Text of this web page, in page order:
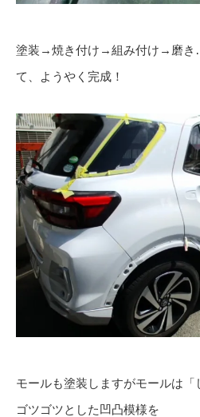
塗装→焼き付け→組み付け→磨き
て、ようやく完成！
モールも塗装しますがモールは
ゴツゴツとした凹凸模様を